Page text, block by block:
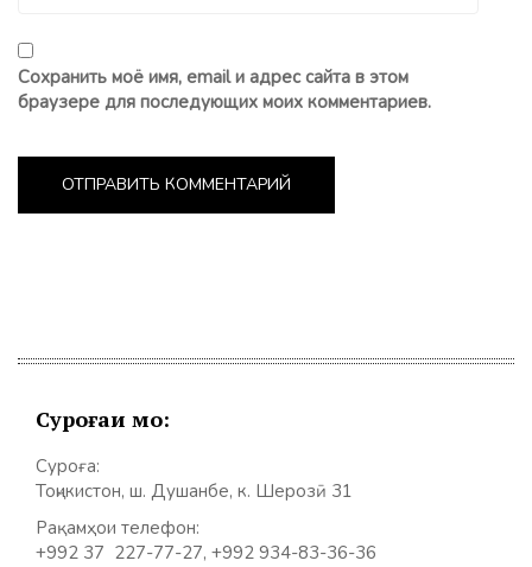
Сохранить моё имя, email и адрес сайта в этом
браузере для последующих моих комментариев.
Суроғаи мо:
Суроға:
Тоҷикистон, ш. Душанбе, к. Шерозӣ 31
Рақамҳои телефон:
+992 37 227-77-27, +992 934-83-36-36